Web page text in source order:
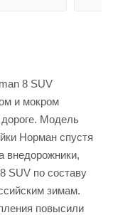
8 SUV
и мокром
Модель
Норман спустя
внедорожники,
SUV по составу
зимам.
повысили